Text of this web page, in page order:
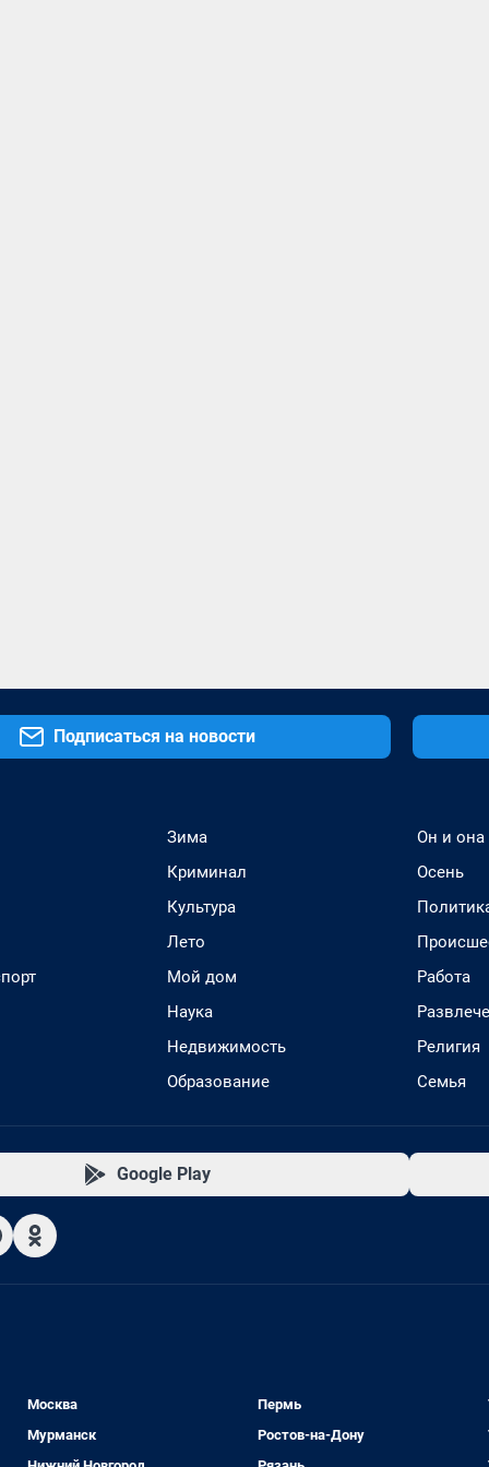
Подписаться на новости
Зима
Криминал
Культура
Лето
Мой дом
Наука
Недвижимость
Образование
Он и она
Осень
Работа
Религия
Семья
Google Play
Москва
Мурманск
Пермь
Ростов-на-Дону